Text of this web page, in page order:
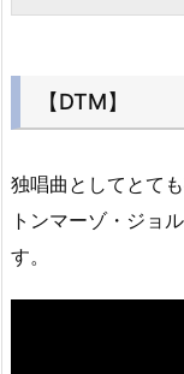
【DTM】
独唱曲としてとて
トンマーゾ・ジョ
す。